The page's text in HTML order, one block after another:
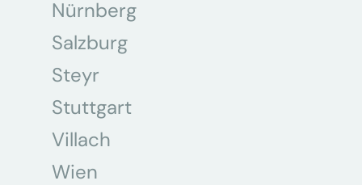
Nürnberg
Salzburg
Steyr
Stuttgart
Villach
Wien